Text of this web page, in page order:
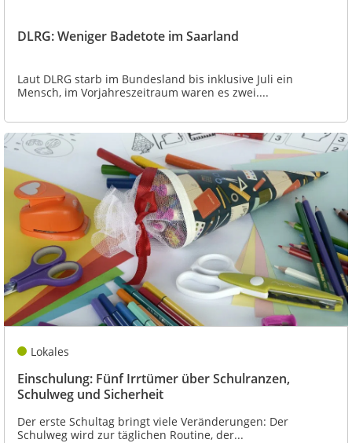
DLRG: Weniger Badetote im Saarland
Laut DLRG starb im Bundesland bis inklusive Juli ein
Mensch, im Vorjahreszeitraum waren es zwei....
Lokales
Einschulung: Fünf Irrtümer über Schulranzen,
Schulweg und Sicherheit
Der erste Schultag bringt viele Veränderungen: Der
Schulweg wird zur täglichen Routine, der...